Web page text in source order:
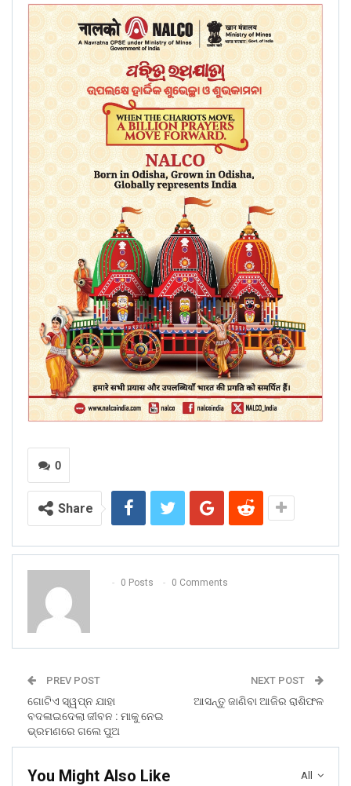
0
Share
0 Posts 0 Comments
PREV POST
ଗୋଟିଏ ସ୍ୱପ୍ନ ଯାହା
ବଦଳାଇଦେଲା ଜୀବନ : ମାକୁ ନେଇ
ଭ୍ରମଣରେ ଗଲେ ପୁଅ
NEXT POST
ଆସନ୍ତୁ ଜାଣିବା ଆଜିର ରାଶିଫଳ
All
You Might Also Like